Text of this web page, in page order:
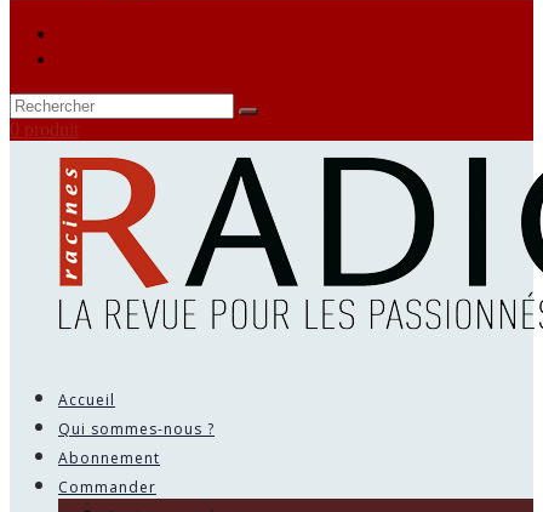
0 produit
Accueil
Qui sommes-nous ?
Abonnement
Commander